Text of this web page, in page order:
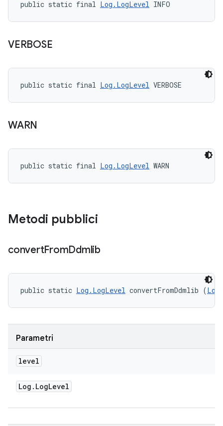
public static final Log.LogLevel INFO
VERBOSE
public static final Log.LogLevel VERBOSE
WARN
public static final Log.LogLevel WARN
Metodi pubblici
convertFromDdmlib
public static Log.LogLevel convertFromDdmlib (
Parametri
level
Log . LogLevel